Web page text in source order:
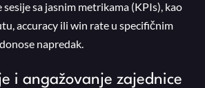
sa jasnim metrikama (KPIs), kao
accuracy ili win rate u specifičnim
napredak.
i angažovanje zajednice